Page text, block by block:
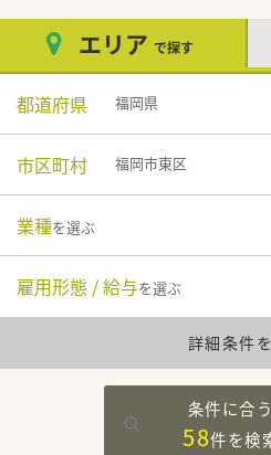
エリア で探す
都道府県 福岡県
市区町村 福岡市東区
業種を選ぶ
雇用形態 / 給与を選ぶ
詳細条件
条件に合
58件を検